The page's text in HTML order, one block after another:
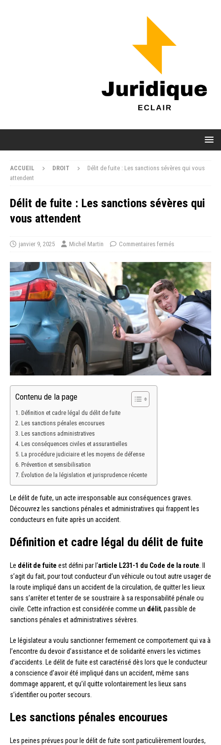
ACCUEIL DROIT
Délit de fuite : Les sanctions sévères qui vous
attendent
Délit de fuite : Les sanctions sévères qui
vous attendent
janvier 9, 2025 Michel Martin Commentaires fermés
Contenu de la page
Définition et cadre légal du délit de fuite
Les sanctions pénales encourues
Les sanctions administratives
Les conséquences civiles et assurantielles
La procédure judiciaire et les moyens de défense
Prévention et sensibilisation
Évolution de la législation et jurisprudence récente
Le délit de fuite, un acte irresponsable aux conséquences graves.
Découvrez les sanctions pénales et administratives qui frappent les
conducteurs en fuite après un accident.
Définition et cadre légal du délit de fuite
Le délit de fuite est défini par l’article L231-1 du Code de la route . Il
s’agit du fait, pour tout conducteur d’un véhicule ou tout autre usager de
la route impliqué dans un accident de la circulation, de quitter les lieux
sans s’arrêter et tenter de se soustraire à sa responsabilité pénale ou
civile. Cette infraction est considérée comme un délit, passible de
sanctions pénales et administratives sévères.
Le législateur a voulu sanctionner fermement ce comportement qui va à
l’encontre du devoir d’assistance et de solidarité envers les victimes
d’accidents. Le délit de fuite est caractérisé dès lors que le conducteur
a conscience d’avoir été impliqué dans un accident, même sans
dommage apparent, et qu’il quitte volontairement les lieux sans
s’identifier ou porter secours.
Les sanctions pénales encourues
Les peines prévues pour le délit de fuite sont particulièrement lourdes,